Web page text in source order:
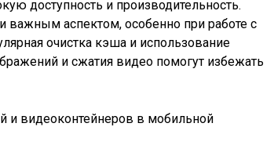
доступность и производительность.
важным аспектом, особенно при работе с
очистка кэша и использование
и сжатия видео помогут избежать